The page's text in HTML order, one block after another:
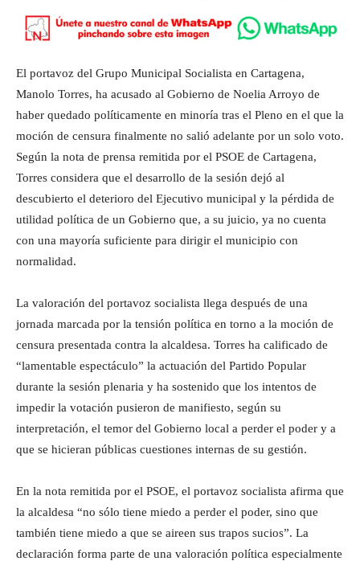
El portavoz del Grupo Municipal Socialista en Cartagena,
Manolo Torres, ha acusado al Gobierno de Noelia Arroyo de
haber quedado políticamente en minoría tras el Pleno en el que la
moción de censura finalmente no salió adelante por un solo voto.
Según la nota de prensa remitida por el PSOE de Cartagena,
Torres considera que el desarrollo de la sesión dejó al
descubierto el deterioro del Ejecutivo municipal y la pérdida de
utilidad política de un Gobierno que, a su juicio, ya no cuenta
con una mayoría suficiente para dirigir el municipio con
normalidad.
La valoración del portavoz socialista llega después de una
jornada marcada por la tensión política en torno a la moción de
censura presentada contra la alcaldesa. Torres ha calificado de
“lamentable espectáculo” la actuación del Partido Popular
durante la sesión plenaria y ha sostenido que los intentos de
impedir la votación pusieron de manifiesto, según su
interpretación, el temor del Gobierno local a perder el poder y a
que se hicieran públicas cuestiones internas de su gestión.
En la nota remitida por el PSOE, el portavoz socialista afirma que
la alcaldesa “no sólo tiene miedo a perder el poder, sino que
también tiene miedo a que se aireen sus trapos sucios”. La
declaración forma parte de una valoración política especialmente